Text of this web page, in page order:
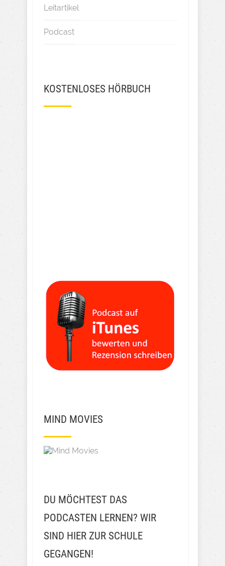
Leitartikel
Podcast
KOSTENLOSES HÖRBUCH
MIND MOVIES
DU MÖCHTEST DAS
PODCASTEN LERNEN? WIR
SIND HIER ZUR SCHULE
GEGANGEN!